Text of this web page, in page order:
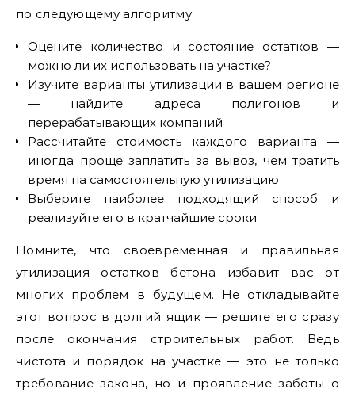
по следующему алгоритму:
Оцените количество и состояние остатков —
можно ли их использовать на участке?
Изучите варианты утилизации в вашем регионе
— найдите адреса полигонов и
перерабатывающих компаний
Рассчитайте стоимость каждого варианта —
иногда проще заплатить за вывоз, чем тратить
время на самостоятельную утилизацию
Выберите наиболее подходящий способ и
реализуйте его в кратчайшие сроки
Помните, что своевременная и правильная
утилизация остатков бетона избавит вас от
многих проблем в будущем. Не откладывайте
этот вопрос в долгий ящик — решите его сразу
после окончания строительных работ. Ведь
чистота и порядок на участке — это не только
требование закона, но и проявление заботы о